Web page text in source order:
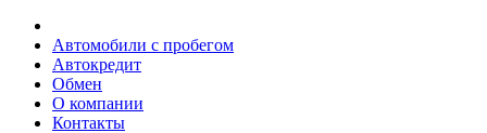
Автомобили с пробегом
Автокредит
Обмен
О компании
Контакты